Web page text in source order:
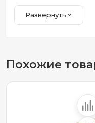
Развернуть
Похожие